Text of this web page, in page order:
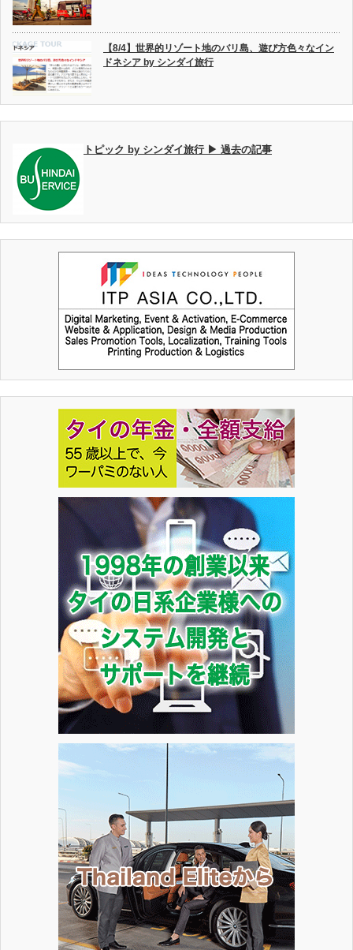
【8/4】世界的リゾート地のバリ島、遊び方色々なイン
ドネシア by シンダイ旅行
トピック by シンダイ旅行 ▶ 過去の記事